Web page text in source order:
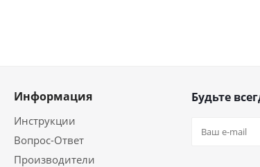
Информация
Инструкции
Вопрос-Ответ
Производители
Будьте